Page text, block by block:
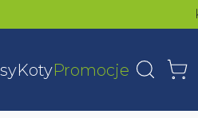
KotyPromocje Wyszukaj